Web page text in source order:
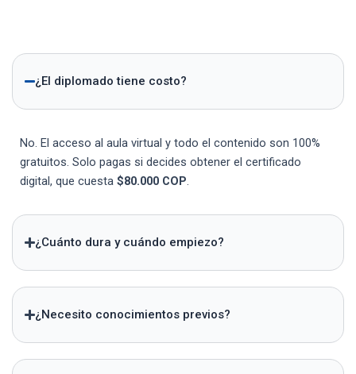
¿El diplomado tiene costo?
No. El acceso al aula virtual y todo el contenido son 100%
gratuitos. Solo pagas si decides obtener el certificado
digital, que cuesta $80.000 COP
¿Cuánto dura y cuándo empiezo?
¿Necesito conocimientos previos?